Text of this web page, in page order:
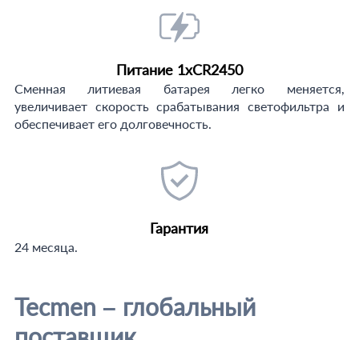
Питание 1xCR2450
Сменная литиевая батарея легко меняется,
увеличивает скорость срабатывания светофильтра и
обеспечивает его долговечность.
Гарантия
24 месяца.
Tecmen – глобальный